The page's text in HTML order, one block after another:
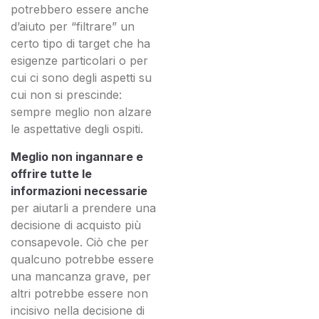
potrebbero essere anche
d’aiuto per “filtrare” un
certo tipo di target che ha
esigenze particolari o per
cui ci sono degli aspetti su
cui non si prescinde:
sempre meglio non alzare
le aspettative degli ospiti.
Meglio non ingannare e
offrire tutte le
informazioni necessarie
per aiutarli a prendere una
decisione di acquisto più
consapevole. Ciò che per
qualcuno potrebbe essere
una mancanza grave, per
altri potrebbe essere non
incisivo nella decisione di